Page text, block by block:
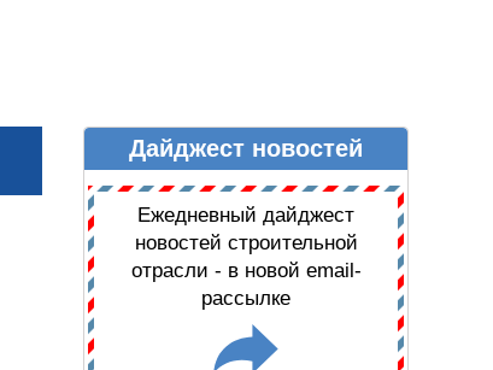
ДАЙДЖЕСТ НОВОСТЕЙДайджест новостей
Ежедневный дайджест
новостей строительной
отрасли - в новой email-
рассылке